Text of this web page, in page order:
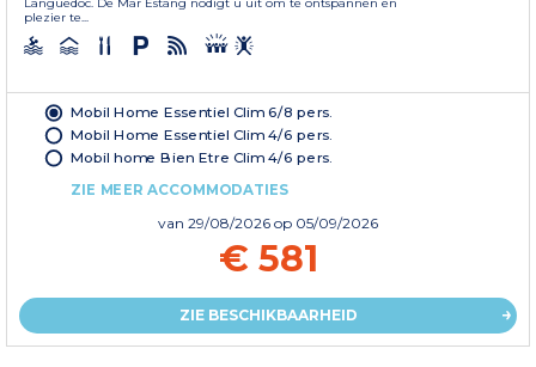
Languedoc. De Mar Estang nodigt u uit om te ontspannen en
plezier te...
Mobil Home Essentiel Clim 6/8 pers.
Mobil Home Essentiel Clim 4/6 pers.
Mobil home Bien Etre Clim 4/6 pers.
ZIE MEER ACCOMMODATIES
van 29/08/2026 op 05/09/2026
€ 581
ZIE BESCHIKBAARHEID